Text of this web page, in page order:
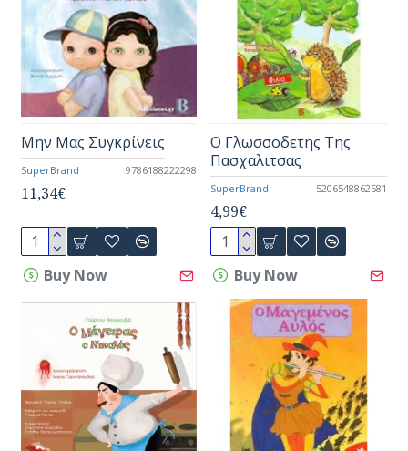
SuperBrand 9786188222298
Μην Μας Συγκρίνεις
11,34€
Buy Now
SuperBrand 5206548862581
Ο Γλωσσοδετης Της
Πασχαλιτσας
4,99€
Buy Now